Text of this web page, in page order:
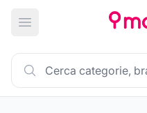
Apri menu principale